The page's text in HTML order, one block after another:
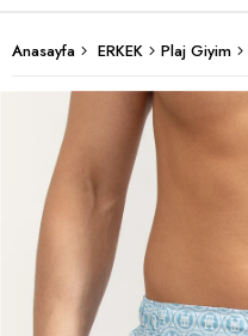
Anasayfa ERKEK Plaj Giyim